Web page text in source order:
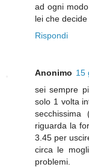
ad ogni
lei che
Rispondi
Anonimo 15
sei sempre
solo 1 volta
riguarda la
3.45 per
circa le
problemi.